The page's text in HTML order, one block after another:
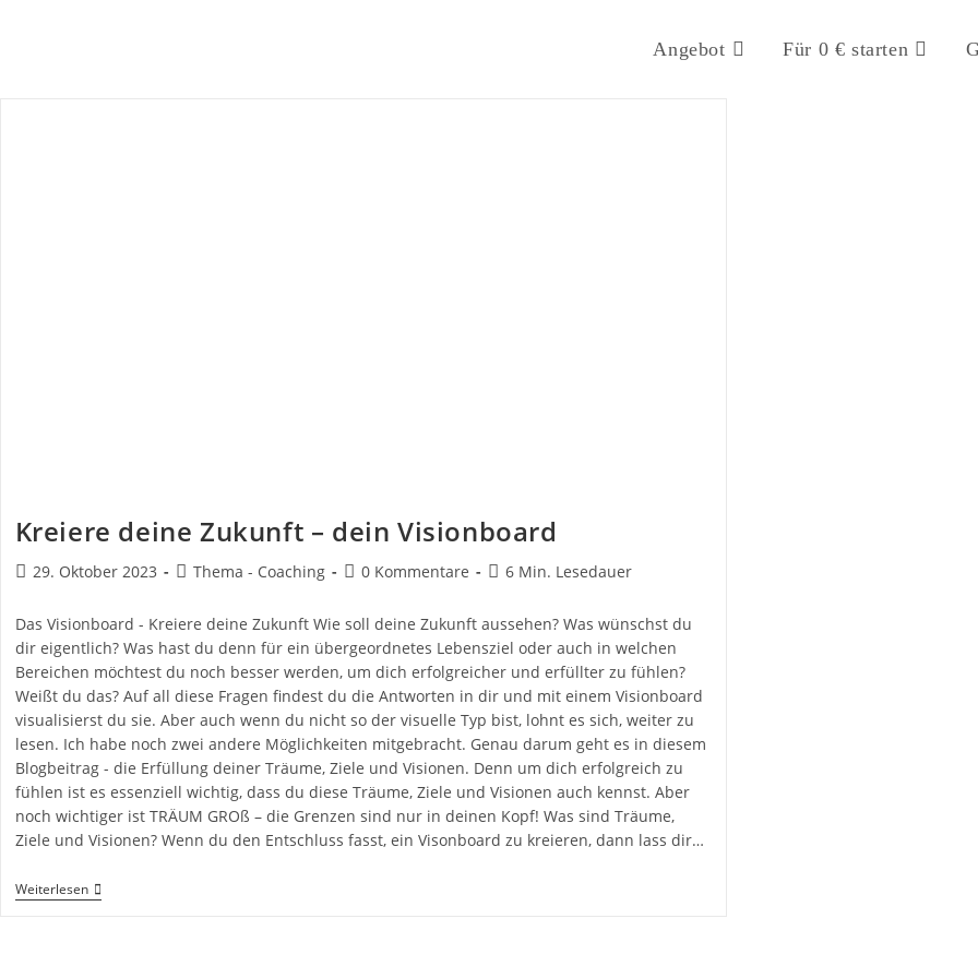
Angebot Für 0 € starten
Kreiere deine Zukunft – dein Visionboard
Beitrag
29. Oktober 2023
Beitrags-
Thema - Coaching
Beitrags-
0 Kommentare Lesedauer:
6 Min. Lesedauer
Das Visionboard - Kreiere deine Zukunft Wie soll deine Zukunft aussehen? Was wünschst du
dir eigentlich? Was hast du denn für ein übergeordnetes Lebensziel oder auch in welchen
Bereichen möchtest du noch besser werden, um dich erfolgreicher und erfüllter zu fühlen?
Weißt du das? Auf all diese Fragen findest du die Antworten in dir und mit einem Visionboard
visualisierst du sie. Aber auch wenn du nicht so der visuelle Typ bist, lohnt es sich, weiter zu
lesen. Ich habe noch zwei andere Möglichkeiten mitgebracht. Genau darum geht es in diesem
Blogbeitrag - die Erfüllung deiner Träume, Ziele und Visionen. Denn um dich erfolgreich zu
fühlen ist es essenziell wichtig, dass du diese Träume, Ziele und Visionen auch kennst. Aber
noch wichtiger ist TRÄUM GROß – die Grenzen sind nur in deinen Kopf! Was sind Träume,
Ziele und Visionen? Wenn du den Entschluss fasst, ein Visonboard zu kreieren, dann lass dir…
WeiterlesenKreiere
Deine